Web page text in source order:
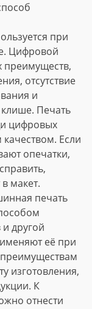
при
Цифровой
преимуществ,
отсутствие
и
Печать
цифровых
Если
опечатки,
макет.
печать
другой
её при
изготовления,
К
отнести